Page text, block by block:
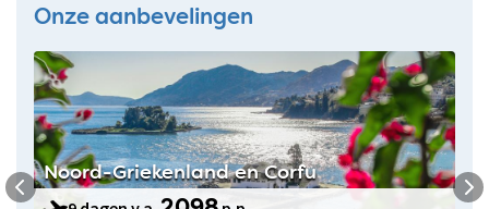
Onze aanbevelingen
Noord-Griekenland en Corfu